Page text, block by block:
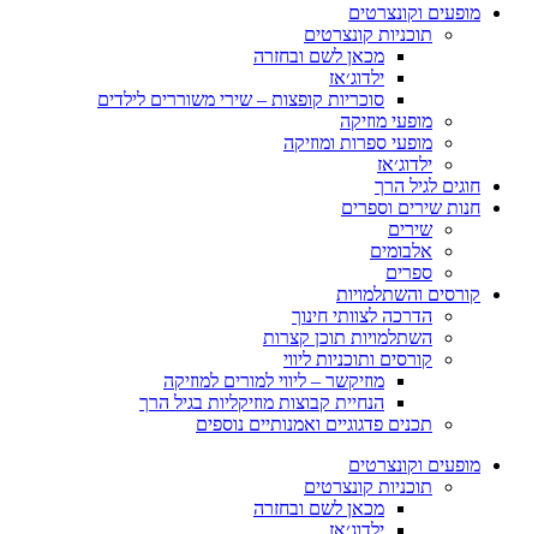
מופעים וקונצרטים
תוכניות קונצרטים
מכאן לשם ובחזרה
ילדוג׳אז
סוכריות קופצות – שירי משוררים לילדים
מופעי מוזיקה
מופעי ספרות ומוזיקה
ילדוג׳אז
חוגים לגיל הרך
חנות שירים וספרים
שירים
אלבומים
ספרים
קורסים והשתלמויות
הדרכה לצוותי חינוך
השתלמויות תוכן קצרות
קורסים ותוכניות ליווי
מוזיקשר – ליווי למורים למוזיקה
הנחיית קבוצות מוזיקליות בגיל הרך
תכנים פדגוגיים ואמנותיים נוספים
מופעים וקונצרטים
תוכניות קונצרטים
מכאן לשם ובחזרה
ילדוג׳אז